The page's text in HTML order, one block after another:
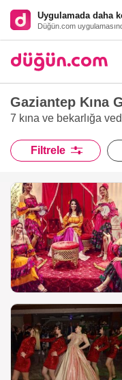
Uygulamada daha
Düğün.com
Gaziantep Kına
7 kına ve bekarlığa
Filtrele